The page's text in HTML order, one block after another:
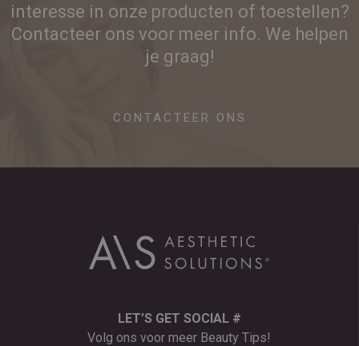
interesse in onze producten of toestellen?
Contacteer ons voor meer info. We helpen
je graag!
CONTACTEER ONS
LET’S GET SOCIAL #
Volg ons voor meer Beauty Tips!